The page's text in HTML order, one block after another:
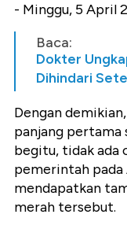
- Minggu, 5 April
Baca:
Dokter
Dihindari
Dengan
panjang pertama
begitu, tidak ada
pemerintah
mendapatkan
merah tersebut.